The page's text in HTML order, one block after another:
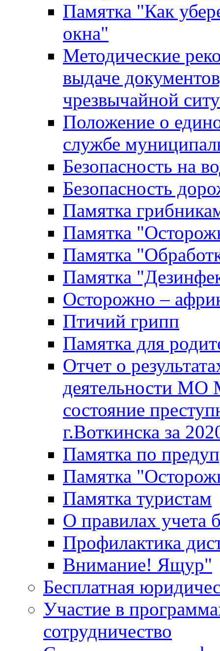
Памятка "Как
окна"
Методические
выдаче
чрезвычайной
Положение о
службе
Безопасность на
Безопасность
Памятка
Памятка
Памятка
Памятка
Осторожно –
Птичий грипп
Памятка для
Отчет о
деятельности МО
состояние
г.Воткинска за
Памятка по
Памятка
Памятка туристам
О правилах учета
Профилактика
Внимание! Ящур"
Бесплатная
Участие в
сотрудничество